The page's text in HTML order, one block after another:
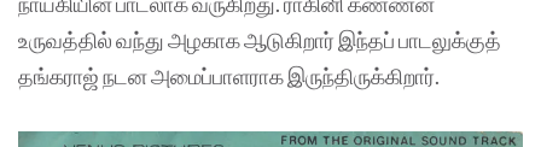
உருவத்தில் வந்து அழகாக ஆடுகிறார் இந்தப் பாடலுக்குத்
தங்கராஜ் நடன அமைப்பாளராக இருந்திருக்கிறார்.